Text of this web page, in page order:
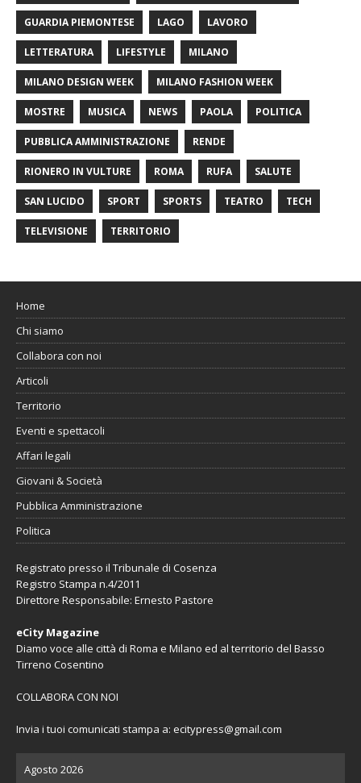
GUARDIA PIEMONTESE LAGO LAVORO
LETTERATURA LIFESTYLE MILANO
MILANO DESIGN WEEK MILANO FASHION WEEK
MOSTRE MUSICA NEWS PAOLA POLITICA
PUBBLICA AMMINISTRAZIONE RENDE
RIONERO IN VULTURE ROMA RUFA SALUTE
SAN LUCIDO SPORT SPORTS TEATRO TECH
TELEVISIONE TERRITORIO
Home
Chi siamo
Collabora con noi
Articoli
Territorio
Eventi e spettacoli
Affari legali
Giovani & Società
Pubblica Amministrazione
Politica
Registrato presso il Tribunale di Cosenza
Registro Stampa n.4/2011
Direttore Responsabile: Ernesto Pastore
eCity Magazine
Diamo voce alle città di Roma e Milano ed al territorio del Basso
Tirreno Cosentino
COLLABORA CON NOI
Invia i tuoi comunicati stampa a: ecitypress@gmail.com
Agosto 2026